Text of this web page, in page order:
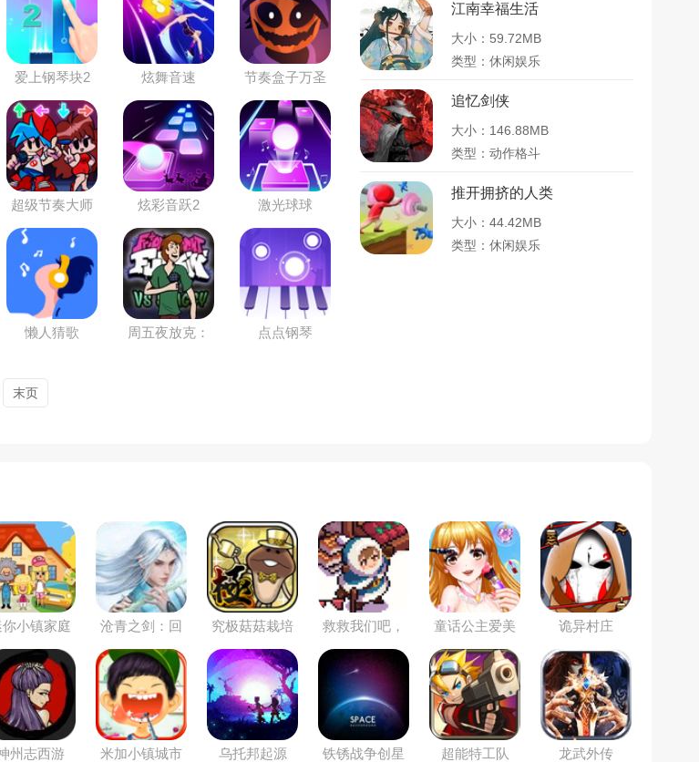
爱上钢琴块2 炫舞音速
节奏盒子万圣
超级节奏大师 炫彩音跃2 激光球球
懒人猜歌
周五夜放克：
点点钢琴
末页
江南幸福生活
大小：59.72MB
类型：休闲娱乐
追忆剑侠
大小：146.88MB
类型：动作格斗
推开拥挤的人类
大小：44.42MB
类型：休闲娱乐
你小镇家庭
沧青之剑：回
究极菇菇栽培
救救我们吧，
童话公主爱美
诡异村庄
州志西游 米加小镇城市 乌托邦起源 铁锈战争创星 超能特工队 龙武外传